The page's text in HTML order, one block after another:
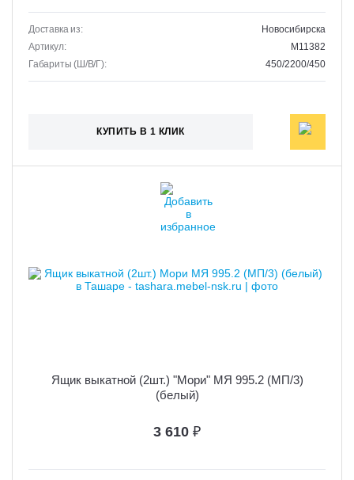
Доставка из:
Новосибирска
Артикул:
M11382
Габариты (Ш/В/Г):
450/2200/450
КУПИТЬ В 1 КЛИК
Ящик выкатной (2шт.) "Мори" МЯ 995.2 (МП/3)
(белый)
3 610 ₽